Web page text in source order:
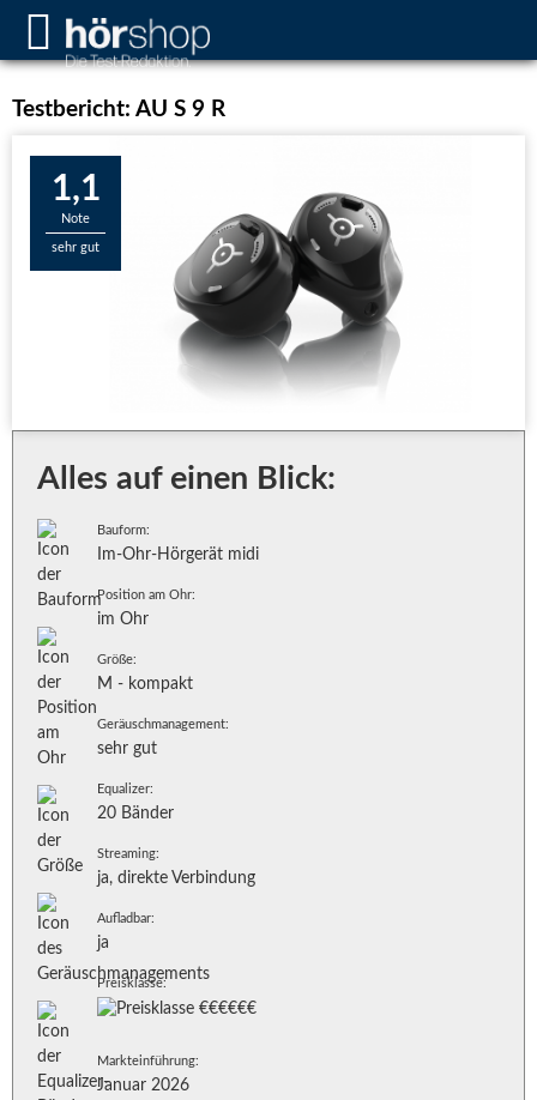
Testbericht: AU S 9 R
1,1
Note
sehr gut
Alles auf einen Blick:
Bauform:
Im-Ohr-Hörgerät midi
Position am Ohr:
im Ohr
Größe:
M - kompakt
Geräuschmanagement:
sehr gut
Equalizer:
20 Bänder
Streaming:
ja, direkte Verbindung
Aufladbar:
ja
Preisklasse:
Markteinführung:
Januar 2026